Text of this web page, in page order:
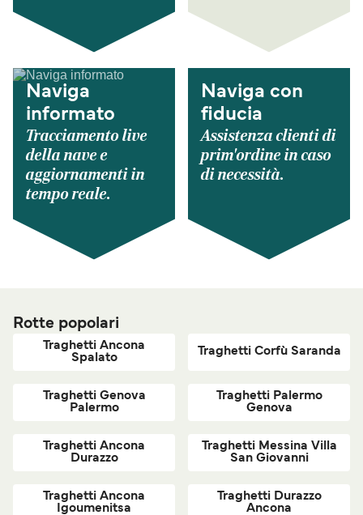
Naviga
informato
Tracciamento live
della nave e
aggiornamenti in
tempo reale.
Naviga con
fiducia
Assistenza clienti di
prim'ordine in caso
di necessità.
Rotte popolari
Traghetti Ancona
Spalato
Traghetti Corfù Saranda
Traghetti Genova
Palermo
Traghetti Palermo
Genova
Traghetti Ancona
Durazzo
Traghetti Messina Villa
San Giovanni
Traghetti Ancona
Igoumenitsa
Traghetti Durazzo
Ancona